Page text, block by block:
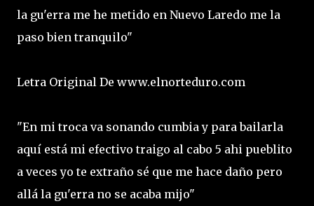
la gu'erra me he metido en Nuevo Laredo me la
paso bien tranquilo"
Letra Original De www.elnorteduro.com
"En mi troca va sonando cumbia y para bailarla
aquí está mi efectivo traigo al cabo 5 ahi pueblito
a veces yo te extraño sé que me hace daño pero
allá la gu'erra no se acaba mijo"